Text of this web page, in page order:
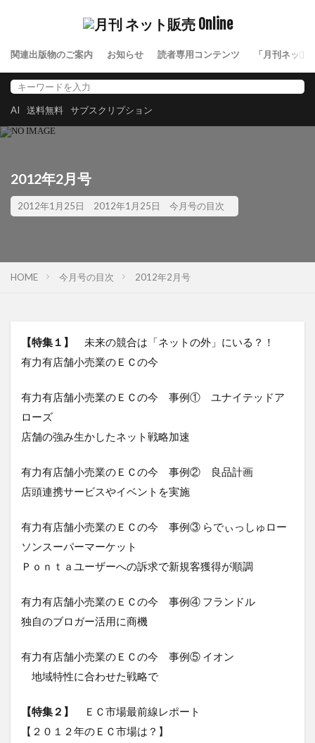
関連出版物のご案内 お知らせ 読者専用コンテンツ 「月刊ネット
AI 送料無料 サブスクリプション
2012年2月号
2012年1月25日 2012年1月25日 今月号の目次
HOME 今月号の目次 2012年2月号
【特集１】 未来の競合は「ネットの外」にいる？！
有力有店舗小売業のＥＣの今
有力有店舗小売業のＥＣの今 事例① ユナイテッドア
ローズ
店舗の強み生かしたネット戦略加速
有力有店舗小売業のＥＣの今 事例② 良品計画
店頭連携サービスやイベントを実施
有力有店舗小売業のＥＣの今 事例③ らでぃっしゅロー
ソンスーパーマーケット
Ｐｏｎｔａユーザーへの訴求で新規客獲得が順調
有力有店舗小売業のＥＣの今 事例④ フランドル
独自のブロガー活用に商機
有力有店舗小売業のＥＣの今 事例⑤ イオン
地域特性に合わせた戦略で
【特集２】
ＥＣ市場最前線レポート
【２０１２年のＥＣ市場は？】